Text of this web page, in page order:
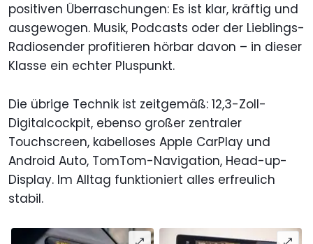
positiven Überraschungen: Es ist klar, kräftig und
ausgewogen. Musik, Podcasts oder der Lieblings-
Radiosender profitieren hörbar davon – in dieser
Klasse ein echter Pluspunkt.
Die übrige Technik ist zeitgemäß: 12,3-Zoll-
Digitalcockpit, ebenso großer zentraler
Touchscreen, kabelloses Apple CarPlay und
Android Auto, TomTom-Navigation, Head-up-
Display. Im Alltag funktioniert alles erfreulich
stabil.